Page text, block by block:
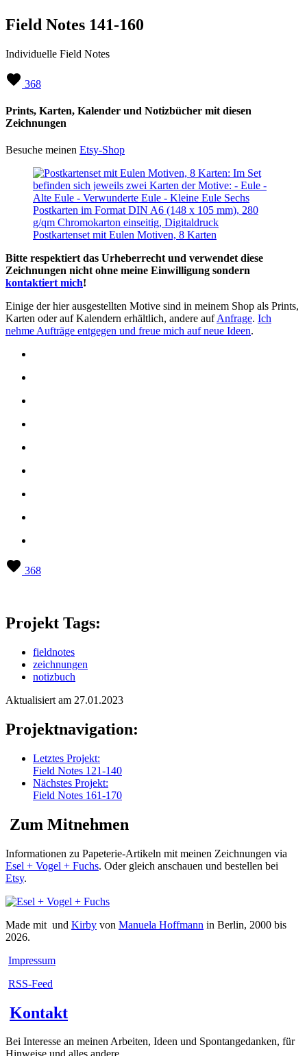
Field Notes 141-160
Individuelle Field Notes
368
Prints, Karten, Kalender und Notizbücher mit diesen
Zeichnungen
Besuche meinen Etsy-Shop
Postkartenset mit Eulen Motiven, 8 Karten
Bitte respektiert das Urheberrecht und verwendet diese
Zeichnungen nicht ohne meine Einwilligung sondern
kontaktiert mich!
Einige der hier ausgestellten Motive sind in meinem Shop als Prints,
Karten oder auf Kalendern erhältlich, andere aufAnfrage. Ich
nehme Aufträge entgegen und freue mich auf neue Ideen.
368
Projekt Tags:
fieldnotes
zeichnungen
notizbuch
Aktualisiert am 27.01.2023
Projektnavigation:
Letztes Projekt:
Field Notes 121-140
Nächstes Projekt:
Field Notes 161-170
Zum Mitnehmen
Informationen zu Papeterie-Artikeln mit meinen Zeichnungen via
Esel + Vogel + Fuchs. Oder gleich anschauen und bestellen bei
Etsy.
Made mit und Kirby von Manuela Hoffmann in Berlin, 2000 bis
2026.
Impressum
RSS-Feed
Kontakt
Bei Interesse an meinen Arbeiten, Ideen und Spontangedanken, für